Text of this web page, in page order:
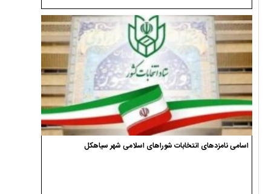
اسامی نامزدهای انتخابات شوراهای اسلامی شهر سیاهکل